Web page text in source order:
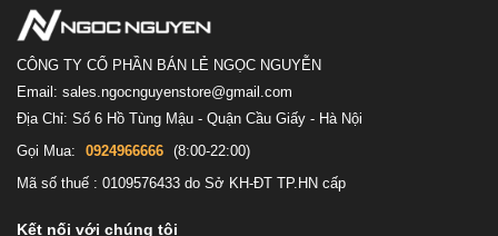
CÔNG TY CỔ PHẦN BÁN LẺ NGỌC NGUYỄN
Email: sales.ngocnguyenstore@gmail.com
Địa Chỉ: Số 6 Hồ Tùng Mậu - Quận Cầu Giấy - Hà Nội
Gọi Mua:
0924966666 (8:00-22:00)
Mã số thuế : 0109576433 do Sở KH-ĐT TP.HN cấp
Kết nối với chúng tôi